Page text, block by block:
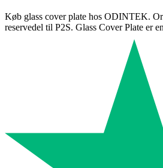
Køb glass cover plate hos ODINTEK.
reservedel til P2S. Glass Cover Plate er